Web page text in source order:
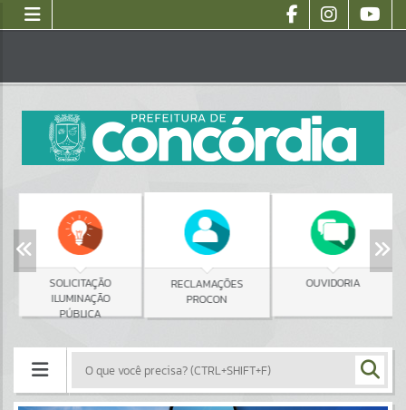
SOLICITAÇÃO
ILUMINAÇÃO
PÚBLICA
RECLAMAÇÕES
PROCON
OUVIDORIA